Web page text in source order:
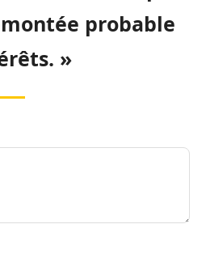
probable
»